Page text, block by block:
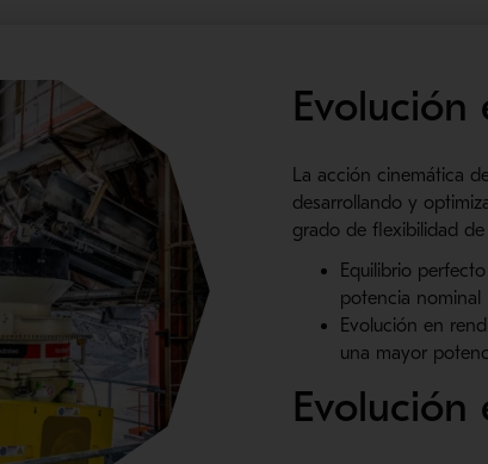
La acción cinemática
desarrollando y
grado de flexibilidad
Equilibrio
potencia nominal
Evolución en
una mayor